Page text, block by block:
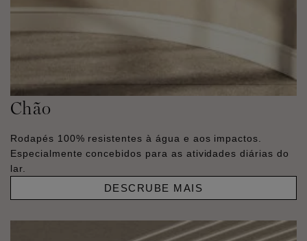
Chão
Rodapés 100% resistentes à água e aos impactos.
Especialmente concebidos para as atividades diárias do
lar.
DESCRUBE MAIS